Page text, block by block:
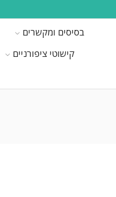
בסיסים ומקשרים
קישוטי ציפורניים